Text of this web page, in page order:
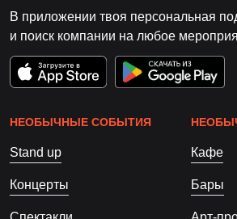
В приложении твоя персональная
и поиск компании на любое
НЕОБЫЧНЫЕ СОБЫТИЯ
Stand up
Концерты
Кафе
Бары